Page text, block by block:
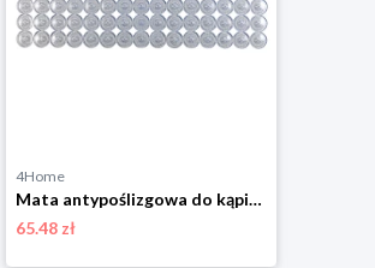
4Home
Mata antypoślizgowa do kąpieli Belem Wenko
65.48 zł